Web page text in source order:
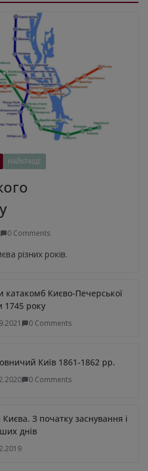
НАЙКРАЩЕ
0 Comments
різних років.
катакомб Києво-Печерської
1745 року
0 Comments
Київ 1861-1862 рр.
0 Comments
З початку заснування і
днів